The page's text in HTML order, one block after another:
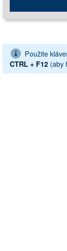
Použite
CTRL + F12 (aby